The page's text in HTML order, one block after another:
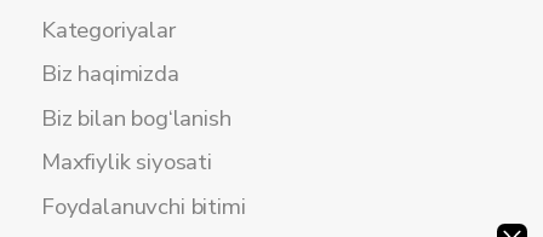
Kategoriyalar
Biz haqimizda
Biz bilan bog‘lanish
Maxfiylik siyosati
Foydalanuvchi bitimi